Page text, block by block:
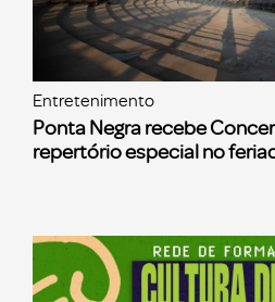
Entretenimento
Ponta Negra recebe
repertório especial no